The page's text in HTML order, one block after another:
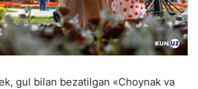
gul bilan bezatilgan «Choynak va